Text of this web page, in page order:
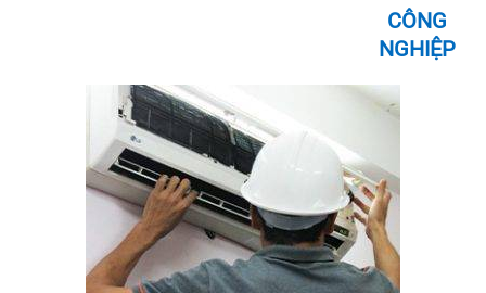
CÔNG
NGHIỆP